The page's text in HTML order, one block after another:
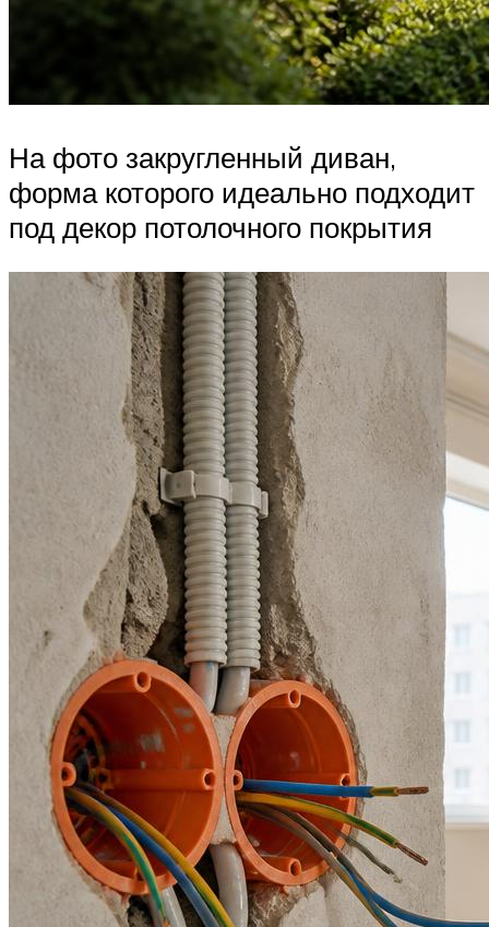
На фото закругленный диван,
форма которого идеально подходит
под декор потолочного покрытия